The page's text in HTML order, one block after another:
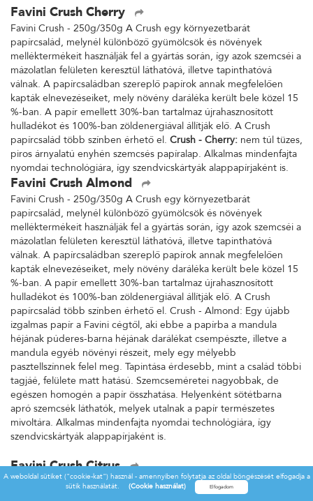
Favini Crush Cherry
Favini Crush - 250g/350g A Crush egy környezetbarát
papírcsalád, melynél különböző gyümölcsök és növények
melléktermékeit használják fel a gyártás során, így azok szemcséi a
mázolatlan felületen keresztül láthatóvá, illetve tapinthatóvá
válnak. A papírcsaládban szereplő papírok annak megfelelően
kapták elnevezéseiket, mely növény daráléka került bele közel 15
%-ban. A papír emellett 30%-ban tartalmaz újrahasznosított
hulladékot és 100%-ban zöldenergiával állítják elő. A Crush
papírcsalád több színben érhető el. Crush - Cherry: nem túl tüzes,
piros árnyalatú enyhén szemcsés papíralap. Alkalmas mindenfajta
nyomdai technológiára, így szendvicskártyák alappapírjaként is.
Favini Crush Almond
Favini Crush - 250g/350g A Crush egy környezetbarát
papírcsalád, melynél különböző gyümölcsök és növények
melléktermékeit használják fel a gyártás során, így azok szemcséi a
mázolatlan felületen keresztül láthatóvá, illetve tapinthatóvá
válnak. A papírcsaládban szereplő papírok annak megfelelően
kapták elnevezéseiket, mely növény daráléka került bele közel 15
%-ban. A papír emellett 30%-ban tartalmaz újrahasznosított
hulladékot és 100%-ban zöldenergiával állítják elő. A Crush
papírcsalád több színben érhető el. Crush - Almond: Egy újabb
izgalmas papír a Favini cégtől, aki ebbe a papírba a mandula
héjának púderes-barna héjának darálékat csempészte, illetve a
mandula egyéb növényi részeit, mely egy mélyebb
pasztellszínnek felel meg. Tapintása érdesebb, mint a család többi
tagjáé, felülete matt hatású. Szemcseméretei nagyobbak, de
egészen homogén a papír összhatása. Helyenként sötétbarna
apró szemcsék láthatók, melyek utalnak a papír természetes
mivoltára. Alkalmas mindenfajta nyomdai technológiára, így
szendvicskártyák alappapírjaként is.
Favini Crush Citrus
Favini Crush - 250g/350g A Crush egy környezetbarát
papírcsalád, melynél különböző gyümölcsök és növények
A weboldal sütiket ("cookie-kat") használ - amennyiben folytatja az oldal böngészését elfogadja a
sütik használatát.
(Cookie használat)